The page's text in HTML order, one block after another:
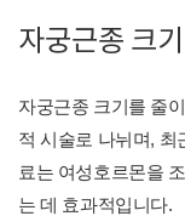
자궁근종 크
자궁근종 크기를 줄
적 시술로 나뉘며, 최
료는 여성호르몬을
는 데 효과적입니다.